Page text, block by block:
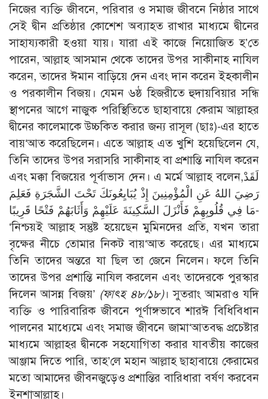
নিজের ব্যক্তি জীবনে, পরিবার ও সমাজ জীবনে নিষ্ঠার সাথে
সেই দ্বীন প্রতিষ্ঠার কোশেশ অব্যাহত রাখার মাধ্যমে দ্বীনের
সাহায্যকারী হওয়া যায়। যারা এই কাজে নিয়োজিত হ’তে
পারেন, আল্লাহ আসমান থেকে তাদের উপর সাকীনাহ নাযিল
করেন, তাদের ঈমান বাড়িয়ে দেন এবং দান করেন ইহকালীন
ও পরকালীন বিজয়। যেমন ৬ষ্ঠ হিজরীতে হুদায়বিয়ার সন্ধি
স্থাপনের আগে নাজুক পরিস্থিতিতে ছাহাবায়ে কেরাম আল্লাহর
দ্বীনের কালেমাকে উচ্চকিত করার জন্য রাসূল (ছাঃ)-এর হাতে
বায়‘আত করেছিলেন। এতে আল্লাহ এত খুশি হয়েছিলেন যে,
তিনি তাদের উপর সরাসরি সাকীনাহ বা প্রশান্তি নাযিল করেন
এবং মক্কা বিজয়ের পূর্বাভাস দেন। এ মর্মে আল্লাহ বলেন,لَقَدْ
رَضِيَ اللهُ عَنِ الْمُؤْمِنِينَ إِذْ يُبَايِعُونَكَ تَحْتَ الشَّجَرَةِ فَعَلِمَ
مَا فِي قُلُوبِهِمْ فَأَنْزَلَ السَّكِينَةَ عَلَيْهِمْ وَأَثَابَهُمْ فَتْحًا قَرِيبًا-
‘নিশ্চয়ই আল্লাহ সন্তুষ্ট হয়েছেন মুমিনদের প্রতি, যখন তারা
বৃক্ষের নীচে তোমার নিকট বায়‘আত করেছে। এর মাধ্যমে
তিনি তাদের অন্তরে যা ছিল তা জেনে নিলেন। ফলে তিনি
তাদের উপর প্রশান্তি নাযিল করলেন এবং তাদেরকে পুরস্কার
দিলেন আসন্ন বিজয়’ (ফাৎহ ৪৮/১৮)। সুতরাং আমরাও যদি
ব্যক্তি ও পারিবারিক জীবনে পূর্ণাঙ্গভাবে শারঈ বিধিবিধান
পালনের মাধ্যেমে এবং সমাজ জীবনে জামা‘আতবদ্ধ প্রচেষ্টার
মাধ্যমে আল্লাহর দ্বীনকে সহযোগিতা করার যাবতীয় কাজের
আঞ্জাম দিতে পারি, তাহ’লে মহান আল্লাহ ছাহাবায়ে কেরামের
মতো আমাদের জীবনজুড়েও প্রশান্তির বারিধারা বর্ষণ করবেন
ইনশাআল্লাহ।